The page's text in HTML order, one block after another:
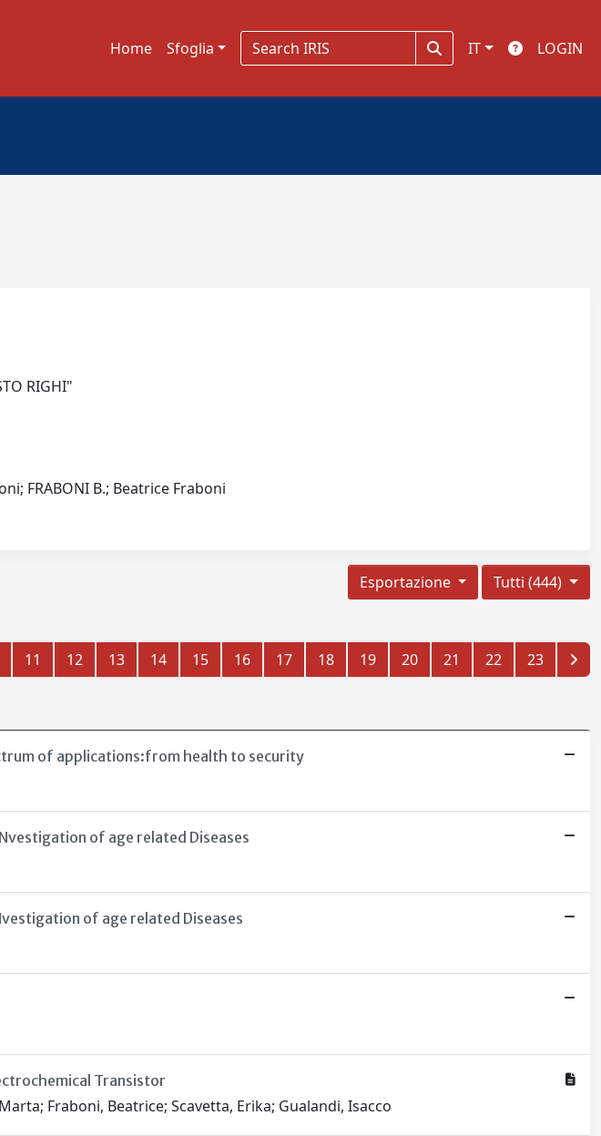
Home Sfoglia IT LOGIN
RIGHI"
FRABONI B.; Beatrice Fraboni
Tutti (444)
Esportazione
11 12 13 14 15 16 17 18 19 20 21 22 23
of applications:from health to security
of age related Diseases
of age related Diseases
Transistor
Fraboni, Beatrice; Scavetta, Erika; Gualandi, Isacco